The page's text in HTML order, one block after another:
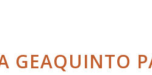
GEAQUINTO